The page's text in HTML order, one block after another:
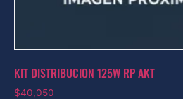
KIT DISTRIBUCION 125W RP AKT
$40,050